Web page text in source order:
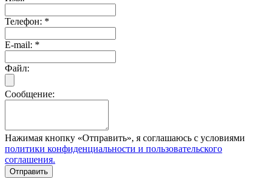
Телефон: *
E-mail: *
Файл:
Сообщение:
Нажимая кнопку «Отправить», я соглашаюсь с условиями
политики конфиденциальности и пользовательского
соглашения.
Отправить